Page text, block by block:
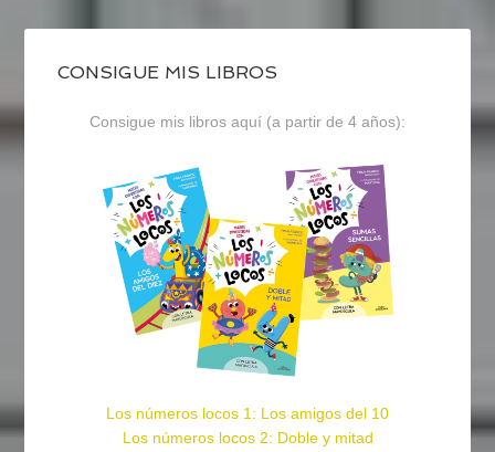
CONSIGUE MIS LIBROS
Consigue mis libros aquí (a partir de 4 años):
Los números locos 1: Los amigos del 10
Los números locos 2: Doble y mitad